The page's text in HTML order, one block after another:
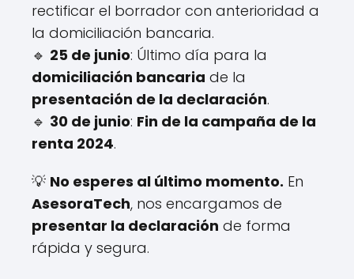
rectificar el borrador con anterioridad a
la domiciliación bancaria.
🔹 25 de junio: Último día para la
domiciliación bancaria de la
presentación de la declaración.
🔹 30 de junio: Fin de la campaña de la
renta 2024.
💡 No esperes al último momento. En
AsesoraTech, nos encargamos de
presentar la declaración de forma
rápida y segura.